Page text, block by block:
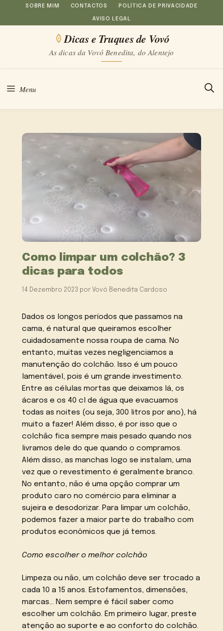
Saltar
para
conteúdo
SOBRE MIM CONTACTOS POLÍTICA DE PRIVACIDADE
AVISO LEGAL
Dicas e Truques de Vovó
As dicas da Vovó Benedita, do Alentejo
Menu
Como limpar um colchão? 3
dicas para todos
14 Dezembro 2023 por Vovó Benedita Cardoso
Dados os longos períodos que passamos na
cama, é natural que queiramos escolher
cuidadosamente nossa roupa de cama. No
entanto, muitas vezes negligenciamos a
manutenção do colchão. Isso é um pouco
lamentável, pois é um grande investimento.
Entre as células mortas que deixamos lá, os
ácaros e os 40 cl de água que evacuamos
todas as noites (ou seja, 300 litros por ano), há
muito a fazer! Além disso, é por isso que o
colchão fica sempre mais pesado quando nos
livramos dele do que quando o compramos.
Além disso, as manchas logo se instalam, uma
vez que o revestimento é geralmente branco.
No entanto, não é uma opção comprar um
produto caro no comércio para eliminar a
sujeira e desodorizar. Para limpar um colchão,
podemos fazer a maior parte do trabalho com
produtos econômicos que já temos.
Como escolher o melhor colchão
Limpeza ou não, um colchão deve ser trocado a
cada 10 a 15 anos. Estofamentos, dimensões,
marcas… Nem sempre é fácil saber como
escolher um colchão. Em primeiro lugar, preste
atenção ao suporte e ao conforto do colchão.